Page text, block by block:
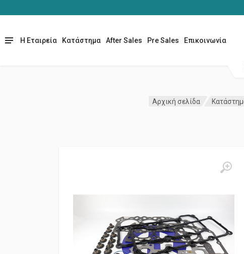
Η Εταιρεία Κατάστημα After Sales Pre Sales Επικοινωνία
Αρχική σελίδα